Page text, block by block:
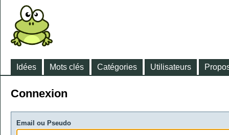
Idées Mots clés Catégories Utilisateurs
Connexion
Email ou Pseudo